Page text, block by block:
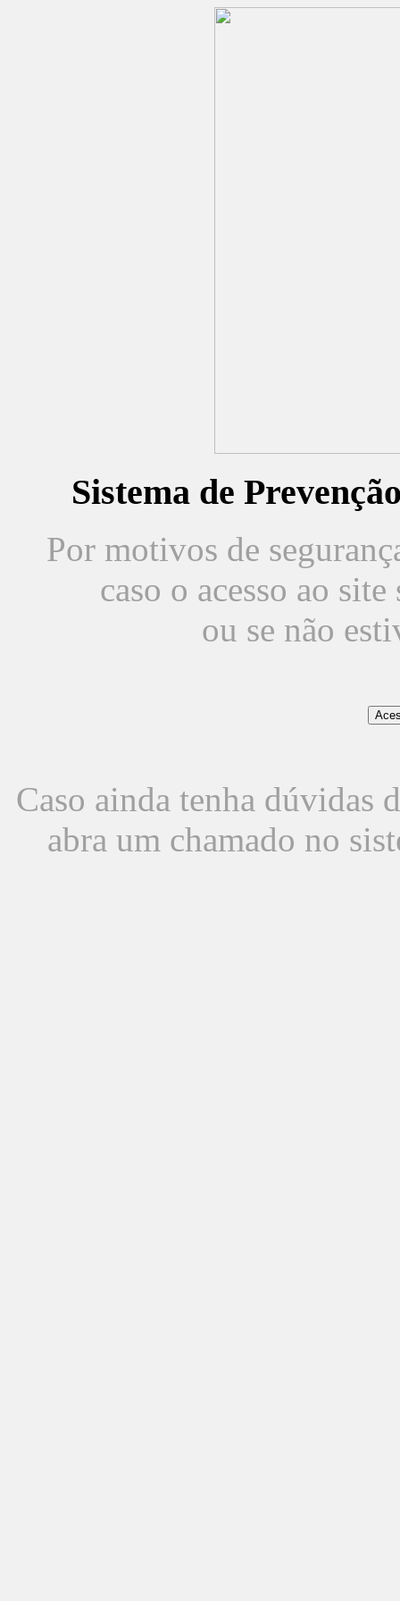
Sistema de
Por motivos de
caso o acesso ao
ou se não
Caso ainda tenha dúvidas
abra um chamado no